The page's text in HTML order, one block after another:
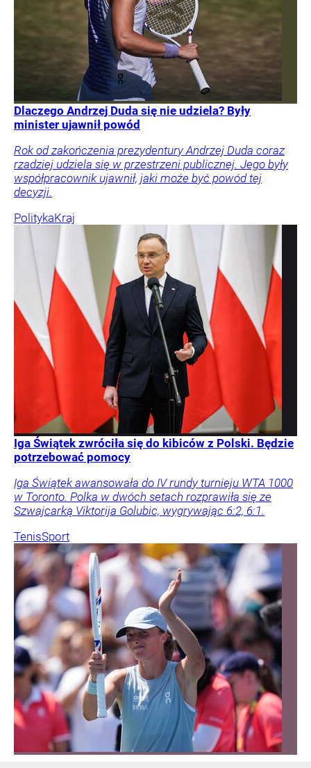
Dlaczego Andrzej Duda się nie udziela? Były
minister ujawnił powód
Rok od zakończenia prezydentury Andrzej Duda coraz
rzadziej udziela się w przestrzeni publicznej. Jego były
współpracownik ujawnił, jaki może być powód tej
decyzji.
PolitykaKraj
Iga Świątek zwróciła się do kibiców z Polski. Będzie
potrzebować pomocy
Iga Świątek awansowała do IV rundy turnieju WTA 1000
w Toronto. Polka w dwóch setach rozprawiła się ze
Szwajcarką Viktorija Golubic, wygrywając 6:2, 6:1.
TenisSport